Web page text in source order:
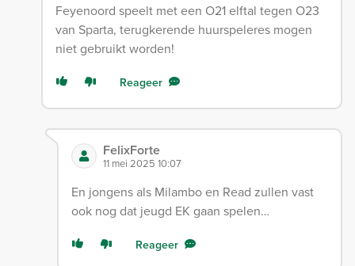
Feyenoord speelt met een O21 elftal tegen O23
van Sparta, terugkerende huurspeleres mogen
niet gebruikt worden!
Reageer
FelixForte
11 mei 2025 10:07
En jongens als Milambo en Read zullen vast
ook nog dat jeugd EK gaan spelen…
Reageer